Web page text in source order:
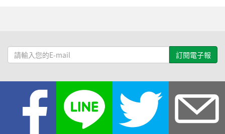
請
輸